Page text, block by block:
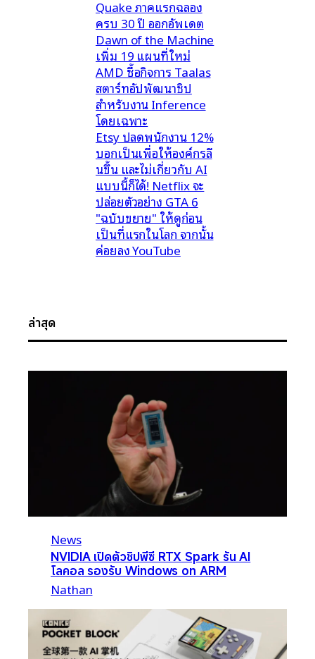
Quake ภาคแรกฉลอง
ครบ 30 ปี ออกอัพเดต
Dawn of the Machine
เพิ่ม 19 แผนที่ใหม่
AMD ซื้อกิจการ Taalas
สตาร์ทอัปพัฒนาชิป
สำหรับงาน Inference
โดยเฉพาะ
Etsy ปลดพนักงาน 12%
บอกเป็นเพื่อให้องค์กรลี
นขึ้น และไม่เกี่ยวกับ AI
แบบนี้ก็ได้! Netflix จะ
ปล่อยตัวอย่าง GTA 6
"ฉบับขยาย" ให้ดูก่อน
เป็นที่แรกในโลก จากนั้น
ค่อยลง YouTube
ล่าสุด
News
NVIDIA เปิดตัวชิปพีซี RTX Spark รัน AI
โลคอล รองรับ Windows on ARM
Nathan